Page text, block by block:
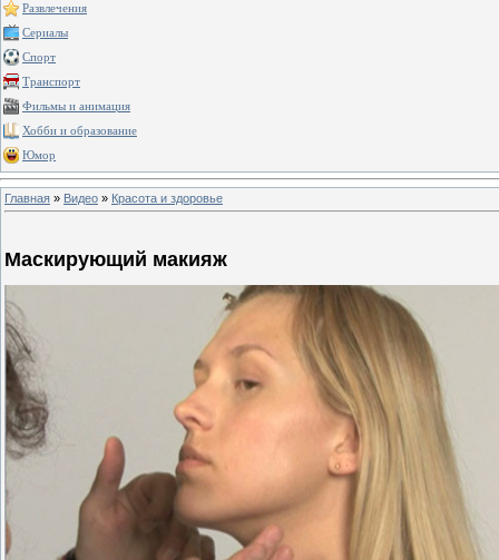
Развлечения
Сериалы
Спорт
Транспорт
Фильмы и анимация
Хобби и образование
Юмор
Главная » Видео » Красота и здоровье
Маскирующий макияж